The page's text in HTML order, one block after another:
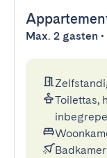
Max. 2 gasten
Toilettas,
Badkamer